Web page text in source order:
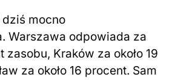
mocno
Warszawa odpowiada za
zasobu, Kraków za około 19
za około 16 procent. Sam